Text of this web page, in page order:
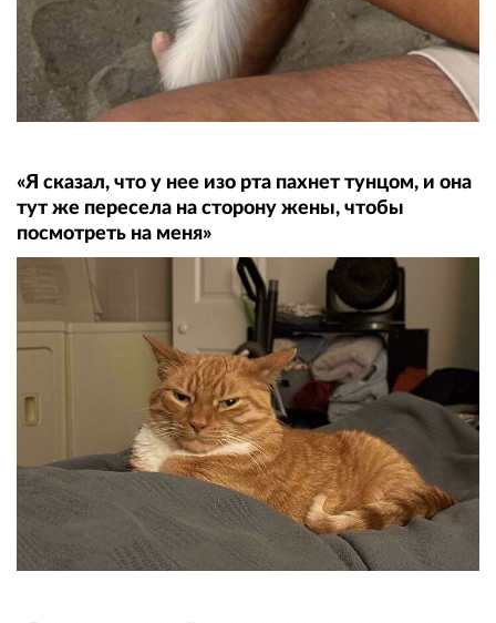
«Я сказал, что у нее изо рта пахнет тунцом, и она
тут же пересела на сторону жены, чтобы
посмотреть на меня»